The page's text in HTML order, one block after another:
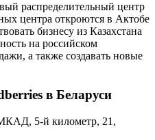
распределительный центр
центра откроются в Актобе
бизнесу из Казахстана
на российском
а также создавать новые
в Беларуси
5-й километр, 21,